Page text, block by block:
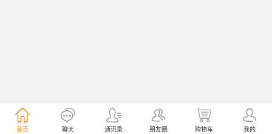
首页 聊天 通讯录 朋友圈 购物车 我的